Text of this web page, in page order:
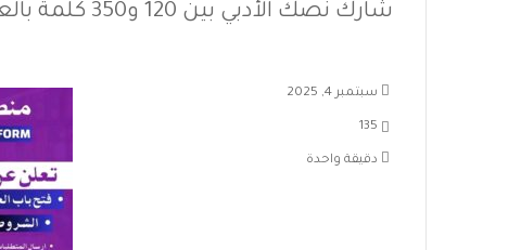
شارك نصك الأدبي بين 120 و350 كلمة بالعربية الفصحى أو الدارجي السوداني
سبتمبر 4, 2025
135
دقيقة واحدة